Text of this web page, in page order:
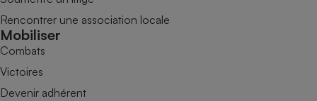
Rencontrer une association locale
Mobiliser
Combats
Victoires
Devenir adhérent